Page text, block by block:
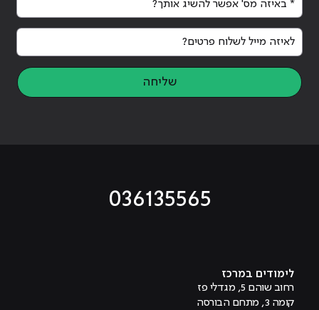
לאיזה מייל לשלוח פרטים?
שליחה
036135565
לימודים במרכז
רחוב שוהם 5, מגדלי פז
קומה 3, מתחם הבורסה